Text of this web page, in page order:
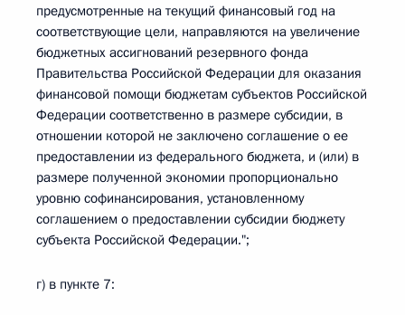
предусмотренные на текущий финансовый год на
соответствующие цели, направляются на увеличение
бюджетных ассигнований резервного фонда
Правительства Российской Федерации для оказания
финансовой помощи бюджетам субъектов Российской
Федерации соответственно в размере субсидии, в
отношении которой не заключено соглашение о ее
предоставлении из федерального бюджета, и (или) в
размере полученной экономии пропорционально
уровню софинансирования, установленному
соглашением о предоставлении субсидии бюджету
субъекта Российской Федерации.";
г) в пункте 7: